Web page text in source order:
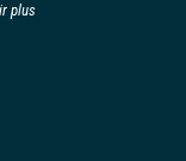
plus